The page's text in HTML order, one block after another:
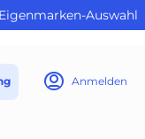
Auswahl
Anmelden